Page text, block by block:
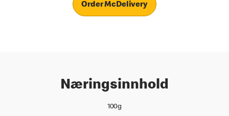
Order McDelivery
Næringsinnhold
100g